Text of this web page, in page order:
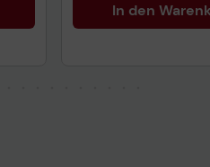
In den